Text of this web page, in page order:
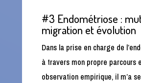
#3 Endométriose :
migration et évolution
Dans la prise en charge de
à travers mon propre parcours
observation empirique, il m’a